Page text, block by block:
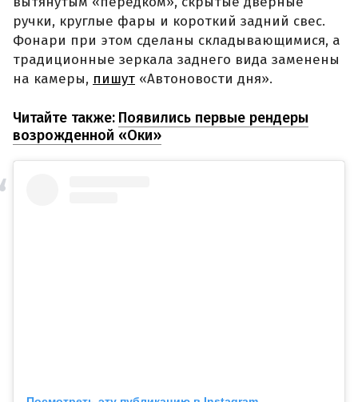
ручки, круглые фары и короткий задний свес.
Фонари при этом сделаны складывающимися, а
традиционные зеркала заднего вида заменены
на камеры, пишут «Автоновости дня».
Читайте также: Появились первые рендеры
возрожденной «Оки»